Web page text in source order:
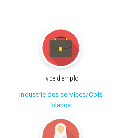
Type d'emploi
Industrie des services/Cols
blancs